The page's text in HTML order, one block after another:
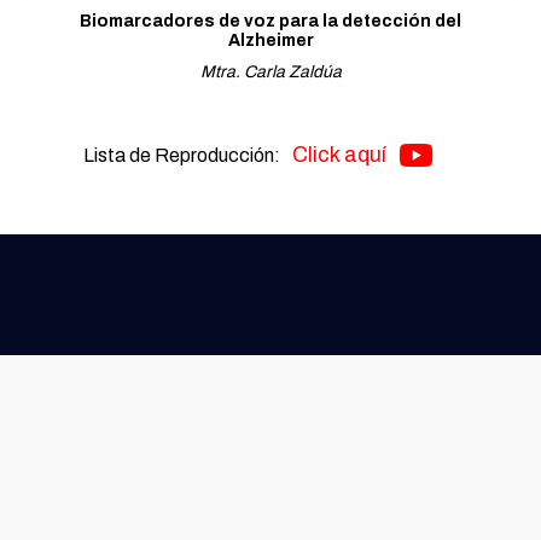
Biomarcadores de voz para la detección del
Alzheimer
Mtra. Carla Zaldúa
Lista de Reproducción: Click aquí